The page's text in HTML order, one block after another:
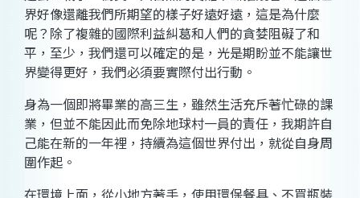
界好像還離我們所期望的樣子好遠好遠，這是為什麼
呢？除了複雜的國際利益糾葛和人們的貪婪阻礙了和
平，至少，我們還可以確定的是，光是期盼並不能讓世
界變得更好，我們必須要實際付出行動。
身為一個即將畢業的高三生，雖然生活充斥著忙碌的課
業，但並不能因此而免除地球村一員的責任，我期許自
己能在新的一年裡，持續為這個世界付出，就從自身周
圍作起。